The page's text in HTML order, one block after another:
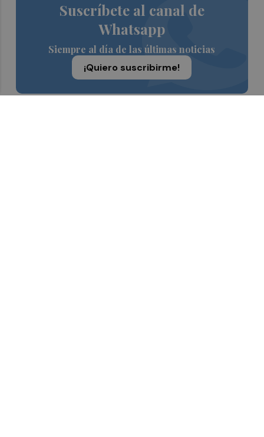
Suscríbete al canal de
Whatsapp
Siempre al día de las últimas noticias
¡Quiero suscribirme!